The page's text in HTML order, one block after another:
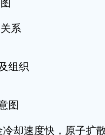
系
组织
图
却速度快，原子扩